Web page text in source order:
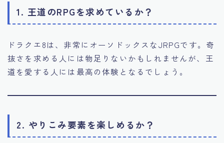
1. 王道のRPGを求めているか？
ドラクエ8は、非常にオーソドックスなJRPGです。奇
抜さを求める人には物足りないかもしれませんが、王
道を愛する人には最高の体験となるでしょう。
2. やりこみ要素を楽しめるか？